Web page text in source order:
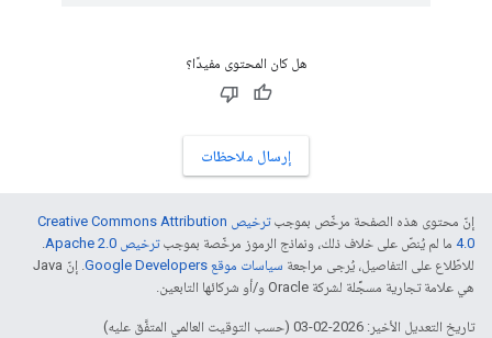
هل كان المحتوى مفيدًا؟
إرسال ملاحظات
إنّ محتوى هذه الصفحة مرخّص بموجب
ترخيص Creative Commons Attribution
4.0‏ ما لم يُنصّ على خلاف ذلك، ونماذج الرموز مرخّصة بموجبترخيص Apache 2.0‏
.
للاطّلاع على التفاصيل، يُرجى مراجعة سياسات موقع Google Developers‏
. إنّ Java
هي علامة تجارية مسجَّلة لشركة Oracle و/أو شركائها التابعين.
تاريخ التعديل الأخير: 2026-02-03 (حسب التوقيت العالمي المتفَّق عليه)